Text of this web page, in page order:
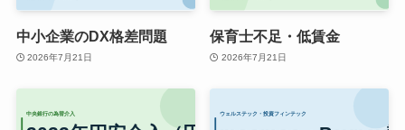
中小企業のDX格差問題
2026年7月21日
保育士不足・低賃金
2026年7月21日